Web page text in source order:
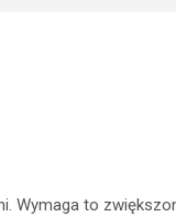
Wymaga to